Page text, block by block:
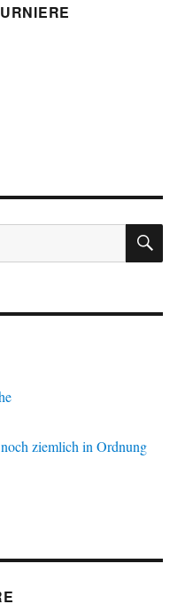
ziemlich in Ordnung